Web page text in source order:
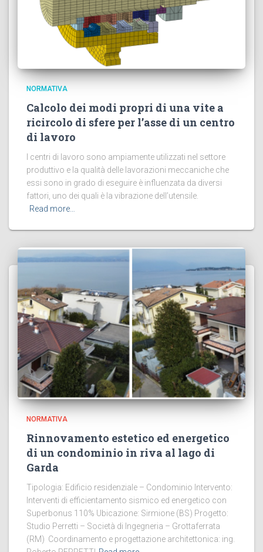
NORMATIVA
Calcolo dei modi propri di una vite a
ricircolo di sfere per l’asse di un centro
di lavoro
I centri di lavoro sono ampiamente utilizzati nel settore
produttivo e la qualità delle lavorazioni meccaniche che
essi sono in grado di eseguire è influenzata da diversi
fattori, uno dei quali è la vibrazione dell’utensile.
Read more…
NORMATIVA
Rinnovamento estetico ed energetico
di un condominio in riva al lago di
Garda
Tipologia: Edificio residenziale – Condominio Intervento:
Interventi di efficientamento sismico ed energetico con
Superbonus 110% Ubicazione: Sirmione (BS) Progetto:
Studio Perretti – Società di Ingegneria – Grottaferrata
(RM) Coordinamento e progettazione architettonica: ing.